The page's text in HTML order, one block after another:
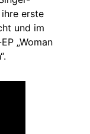
erste
und im
„Woman